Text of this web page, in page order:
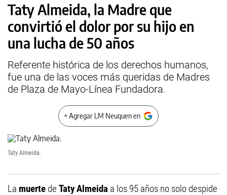
Taty Almeida, la Madre que
convirtió el dolor por su hijo en
una lucha de 50 años
Referente histórica de los derechos humanos,
fue una de las voces más queridas de Madres
de Plaza de Mayo-Línea Fundadora.
+ Agregar LM Neuquen en
Taty Almeida.
La muerte de Taty Almeida a los 95 años no solo despide